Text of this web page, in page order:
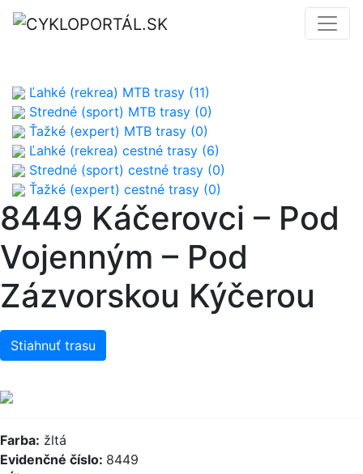
Ľahké (rekrea) MTB trasy (11)
Stredné (sport) MTB trasy (0)
Ťažké (expert) MTB trasy (0)
Ľahké (rekrea) cestné trasy (6)
Stredné (sport) cestné trasy (0)
Ťažké (expert) cestné trasy (0)
8449 Káčerovci – Pod
Vojenným – Pod
Zázvorskou Kýčerou
Stiahnuť trasu
Farba: žltá
Evidenčné číslo: 8449